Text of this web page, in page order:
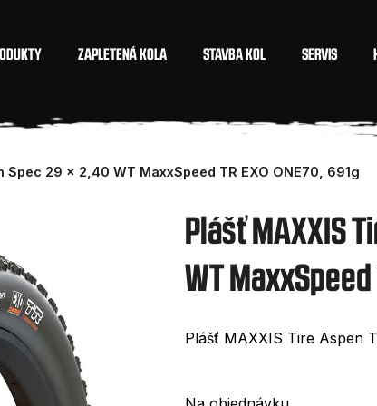
ZAPLETENÁ KOLA STAVBA KOL SERVIS
Spec 29 x 2,40 WT MaxxSpeed TR EXO ONE70, 691g
Plášť MAXXIS
WT MaxxSpeed
Plášť MAXXIS Tire Aspen
potřebujete najít?